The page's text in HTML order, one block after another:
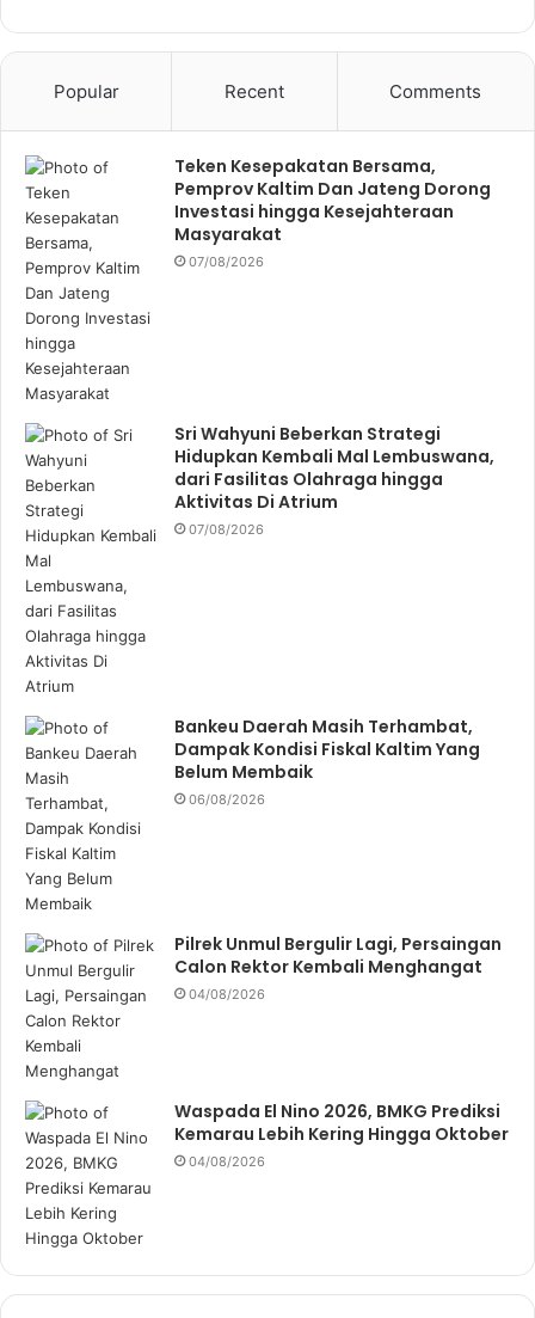
Popular Recent Comments
Teken Kesepakatan Bersama,
Pemprov Kaltim Dan Jateng Dorong
Investasi hingga Kesejahteraan
Masyarakat
07/08/2026
Sri Wahyuni Beberkan Strategi
Hidupkan Kembali Mal Lembuswana,
dari Fasilitas Olahraga hingga
Aktivitas Di Atrium
07/08/2026
Bankeu Daerah Masih Terhambat,
Dampak Kondisi Fiskal Kaltim Yang
Belum Membaik
06/08/2026
Pilrek Unmul Bergulir Lagi, Persaingan
Calon Rektor Kembali Menghangat
04/08/2026
Waspada El Nino 2026, BMKG Prediksi
Kemarau Lebih Kering Hingga Oktober
04/08/2026